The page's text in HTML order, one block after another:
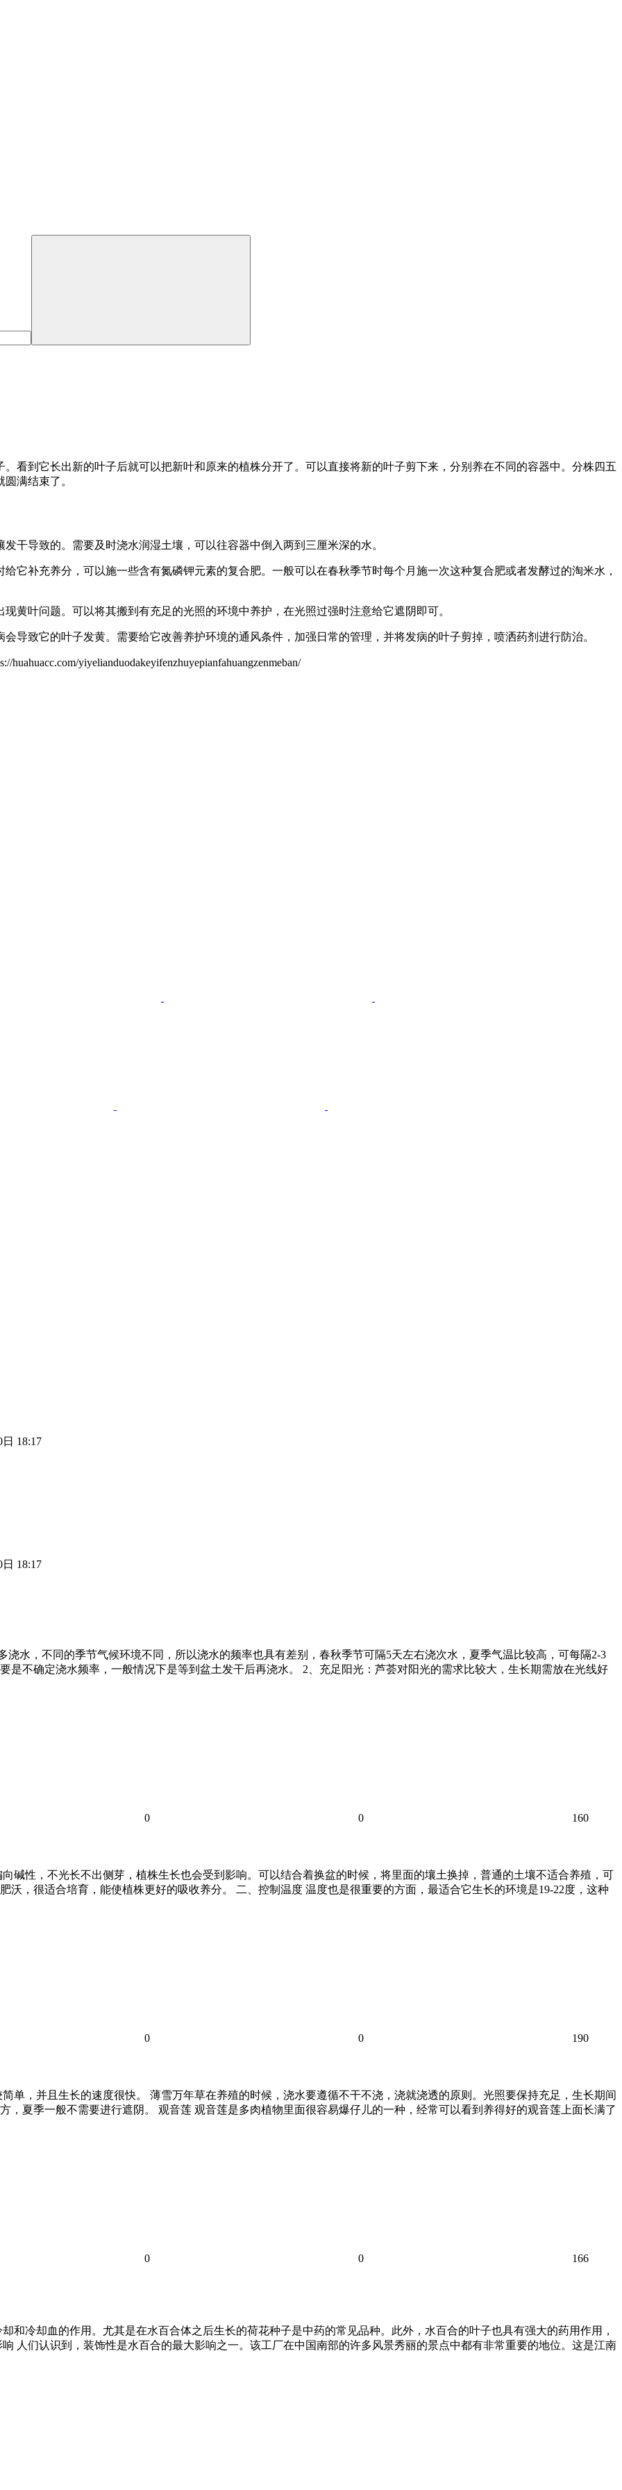
看到它长出新的叶子后就可以把新叶和原来的植株分开了。可以直接将新的叶子剪下来，分别养在不同的容器中。分株四五
满结束了。
干导致的。需要及时浇水润湿土壤，可以往容器中倒入两到三厘米深的水。
它补充养分，可以施一些含有氮磷钾元素的复合肥。一般可以在春秋季节时每个月施一次这种复合肥或者发酵过的淘米水，
黄叶问题。可以将其搬到有充足的光照的环境中养护，在光照过强时注意给它遮阴即可。
导致它的叶子发黄。需要给它改善养护环境的通风条件，加强日常的管理，并将发病的叶子剪掉，喷洒药剂进行防治。
yiyelianduodakeyifenzhuyepianfahuangzenmeban/
18:17
18:17
水，不同的季节气候环境不同，所以浇水的频率也具有差别，春秋季节可隔5天左右浇次水，夏季气温比较高，可每隔2-3
是不确定浇水频率，一般情况下是等到盆土发干后再浇水。 2、充足阳光：芦荟对阳光的需求比较大，生长期需放在光线好
0 0 160
碱性，不光长不出侧芽，植株生长也会受到影响。可以结合着换盆的时候，将里面的壤土换掉，普通的土壤不适合养殖，可
沃，很适合培育，能使植株更好的吸收养分。 二、控制温度 温度也是很重要的方面，最适合它生长的环境是19-22度，这种
0 0 190
单，并且生长的速度很快。 薄雪万年草在养殖的时候，浇水要遵循不干不浇，浇就浇透的原则。光照要保持充足，生长期间
，夏季一般不需要进行遮阴。 观音莲 观音莲是多肉植物里面很容易爆仔儿的一种，经常可以看到养得好的观音莲上面长满了
0 0 166
和冷却血的作用。尤其是在水百合体之后生长的荷花种子是中药的常见品种。此外，水百合的叶子也具有强大的药用作用，
人们认识到，装饰性是水百合的最大影响之一。该工厂在中国南部的许多风景秀丽的景点中都有非常重要的地位。这是江南